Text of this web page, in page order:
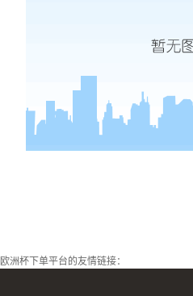
欧洲杯下单平台的友情链接：